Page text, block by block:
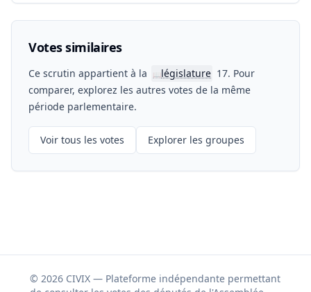
Votes similaires
Ce scrutin appartient à la 📖législature 17. Pour
comparer, explorez les autres votes de la même
période parlementaire.
Voir tous les votes Explorer les groupes
© 2026 CIVIX — Plateforme indépendante permettant